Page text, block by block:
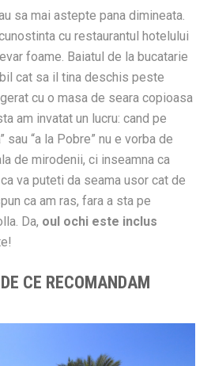
sa mai astepte pana dimineata.
cu restaurantul hotelului
foame. Baiatul de la bucatarie
cat sa il tina deschis peste
cu o masa de seara copioasa
am invatat un lucru: cand pe
sau “a la Pobre” nu e vorba de
de mirodenii, ci inseamna ca
va puteti da seama usor cat de
ca am ras, fara a sta pe
Da, oul ochi este inclus
CE RECOMANDAM